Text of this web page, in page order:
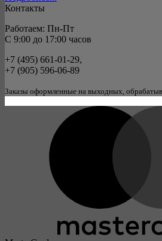
Контакты
Работаем: Пн-Пт
C 9:00 до 17:00 часов
+7 (495) 661-01-29,
+7 (905) 596-06-89
Заказы оформленные на выходных,